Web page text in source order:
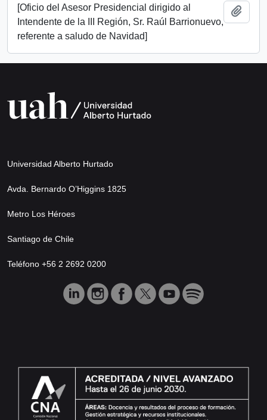
[Oficio del Asesor Presidencial dirigido al
Intendente de la III Región, Sr. Raúl Barrionuevo,
referente a saludo de Navidad]
Universidad Alberto Hurtado
Avda. Bernardo O’Higgins 1825
Metro Los Héroes
Santiago de Chile
Teléfono +56 2 2692 0200